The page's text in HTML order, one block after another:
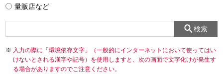
量販店など
検索
入力の際に「環境依存文字」（一般的にインターネットにおいて使ってはい
けないとされる漢字や記号）を使用しますと、次の画面で文字化けが発生す
る場合がありますのでご注意ください。